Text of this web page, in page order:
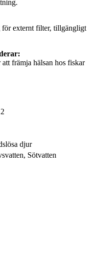
externt filter, tillgängligt
främja hälsan hos fiskar
djur
Sötvatten